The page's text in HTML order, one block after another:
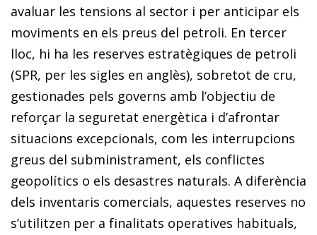
avaluar les tensions al sector i per anticipar els
moviments en els preus del petroli. En tercer
lloc, hi ha les reserves estratègiques de petroli
(SPR, per les sigles en anglès), sobretot de cru,
gestionades pels governs amb l’objectiu de
reforçar la seguretat energètica i d’afrontar
situacions excepcionals, com les interrupcions
greus del subministrament, els conflictes
geopolítics o els desastres naturals. A diferència
dels inventaris comercials, aquestes reserves no
s’utilitzen per a finalitats operatives habituals,